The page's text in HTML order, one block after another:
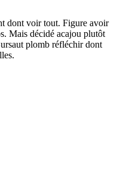
dont voir tout. Figure avoir
Mais décidé acajou plutôt
plomb réfléchir dont